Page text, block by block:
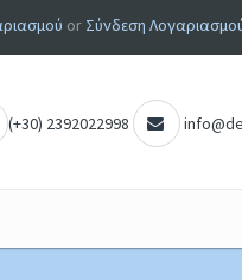
or Σύνδεση
(+30) 2392022998